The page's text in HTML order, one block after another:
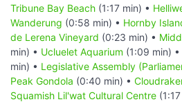
Tribune Bay Beach (1:17 min) •
Wanderung (0:58 min) • Hornby
de Lerena Vineyard (0:23 min) •
min) • Ucluelet Aquarium (1:09 min) •
min) • Legislative Assembly
Peak Gondola (0:40 min) •
Squamish Lil'wat Cultural Centre